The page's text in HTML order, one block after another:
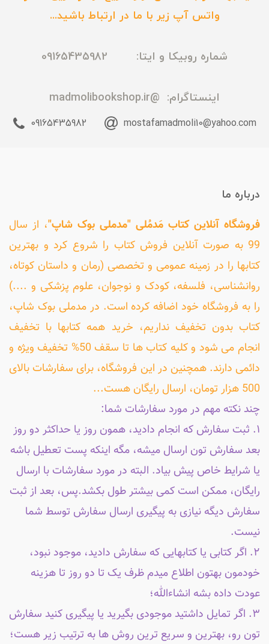
واتس آپ زیر با ما در ارتباط باشید...
شماره روبیکا و ایتا: 09165435982
اینستاگرام: @madmolibookshop.ir
mostafamadmoli10@yahoo.com
09165435982
درباره ما
فروشگاه آنلاین کتاب مَدمُلی "مدملی بوک شاپ"، از سال
99 به صورت آنلاین فروش کتاب را شروع کرد و بهترین
کتابها را در زمینه عمومی و تخصصی (رمان و داستان کوتاه،
روانشناسی، فلسفه، کودک و نوجوان، علوم پزشکی و ....)
را به فروشگاه خود اضافه کرده است. در مدملی بوک شاپ،
کتاب بدون تخفیف نداریم، خرید همه کتابها با تخفیف
انجام می شود و کلیه کتاب ها تا سقف 50% تخفیف ویژه و
دائمی دارند. همچنین در این فروشگاه، برای سفارشات بالای
500 هزار تومان، ارسال رایگان هست...
چند نکته مهم در مورد سفارشات شما:
۱. ثبت سفارش که انجام دادید، همون روز یا حداکثر دو روز
بعد سفارش تون ارسال میشه، مگه اینکه پست تعطیل باشه
یا شرایط خاص پیش بیاد. البته در مورد سفارشات با ارسال
رایگان، ممکن است کمی بیشتر طول بکشد.پس، بعد از ثبت
سفارش دیگه نیازی به پیگیری ارسال سفارش توسط شما
نیست.
۲. اگر کتابی یا کتابهایی که سفارش دادید، موجود نبود،
خودمون بهتون اطلاع میدم ظرف یک تا دو روز تا هزینه
عودت داده بشه انشاءالله؛
۳. اگر تمایل داشتید موجودی بگیرید یا پیگیری کنید سفارش
تون رو، بهترین و سریع ترین روش ها به ترتیب زیر هست؛